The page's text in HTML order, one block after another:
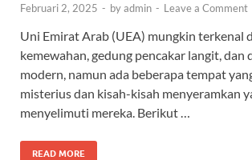
Februari 2, 2025 - byadmin - Leave a Comment
Uni Emirat Arab (UEA) mungkin terkenal
kemewahan, gedung pencakar langit, dan
modern, namun ada beberapa tempat
misterius dan kisah-kisah menyeramkan
menyelimuti mereka. Berikut …
READ MORE